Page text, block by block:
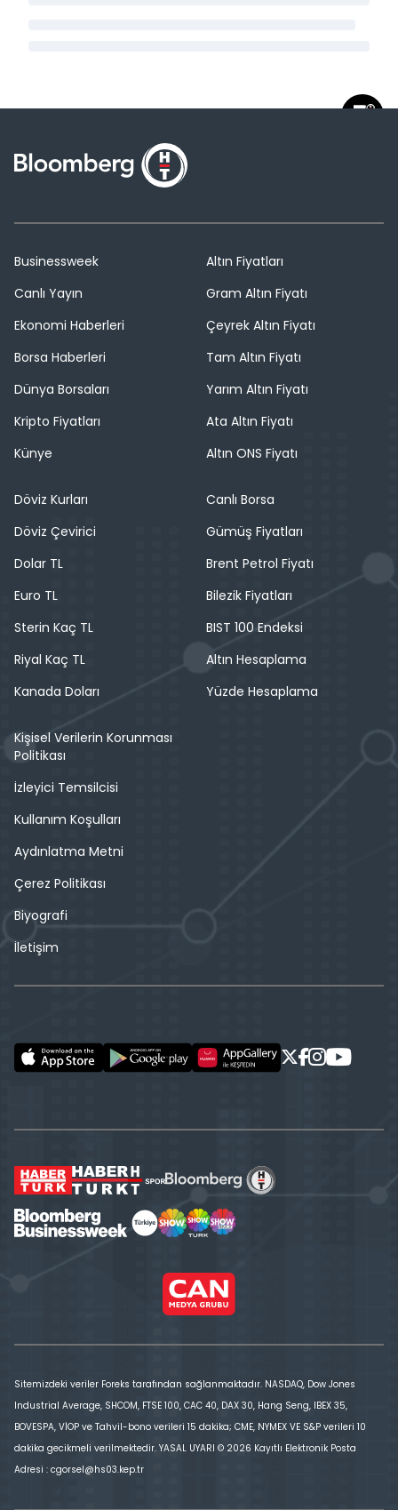
Businessweek
Canlı Yayın
Ekonomi Haberleri
Borsa Haberleri
Dünya Borsaları
Kripto Fiyatları
Künye
Altın Fiyatları
Gram Altın Fiyatı
Çeyrek Altın Fiyatı
Tam Altın Fiyatı
Yarım Altın Fiyatı
Ata Altın Fiyatı
Altın ONS Fiyatı
Döviz Kurları
Döviz Çevirici
Dolar TL
Euro TL
Sterin Kaç TL
Riyal Kaç TL
Kanada Doları
Canlı Borsa
Gümüş Fiyatları
Brent Petrol Fiyatı
Bilezik Fiyatları
BIST 100 Endeksi
Altın Hesaplama
Yüzde Hesaplama
Kişisel Verilerin Korunması
Politikası
İzleyici Temsilcisi
Kullanım Koşulları
Aydınlatma Metni
Çerez Politikası
Biyografi
İletişim
Sitemizdeki veriler Foreks tarafından sağlanmaktadır. NASDAQ, Dow Jones
Industrial Average, SHCOM, FTSE 100, CAC 40, DAX 30, Hang Seng, IBEX 35,
BOVESPA, VİOP ve Tahvil-bono verileri 15 dakika; CME, NYMEX VE S&P verileri 10
dakika gecikmeli verilmektedir. YASAL UYARI © 2026 Kayıtlı Elektronik Posta
Adresi : cgorsel@hs03.kep.tr